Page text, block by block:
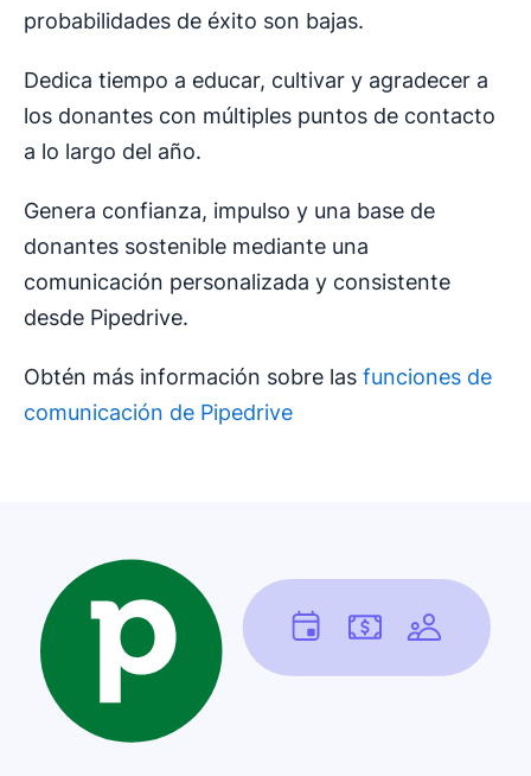
probabilidades de éxito son bajas.
Dedica tiempo a educar, cultivar y agradecer a
los donantes con múltiples puntos de contacto
a lo largo del año.
Genera confianza, impulso y una base de
donantes sostenible mediante una
comunicación personalizada y consistente
desde Pipedrive.
Obtén más información sobre las funciones de
comunicación de Pipedrive